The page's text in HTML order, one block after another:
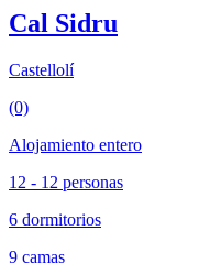
Cal Sidru
Castellolí
(0)
Alojamiento entero
12 - 12 personas
6 dormitorios
9 camas